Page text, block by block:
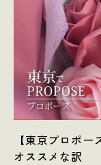
【東京プロポ
オススメな訳